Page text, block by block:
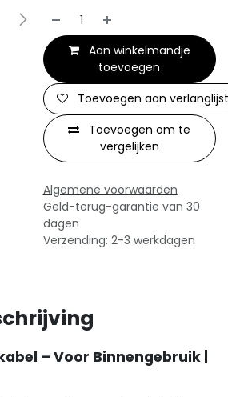
Aan winkelmandje
toevoegen
Toevoegen om te
vergelijken
Toevoegen aan verlanglijst
Algemene voorwaarden
Geld-terug-garantie van 30
dagen
Verzending: 2-3 werkdagen
– Voor Binnengebruik |